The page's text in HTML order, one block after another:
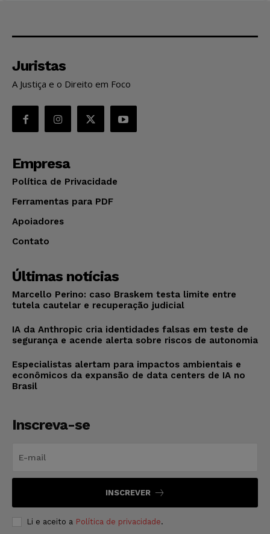
Juristas
A Justiça e o Direito em Foco
Empresa
Política de Privacidade
Ferramentas para PDF
Apoiadores
Contato
Últimas notícias
Marcello Perino: caso Braskem testa limite entre
tutela cautelar e recuperação judicial
IA da Anthropic cria identidades falsas em teste de
segurança e acende alerta sobre riscos de autonomia
Especialistas alertam para impactos ambientais e
econômicos da expansão de data centers de IA no
Brasil
Inscreva-se
INSCREVER
Li e aceito a Política de privacidade.